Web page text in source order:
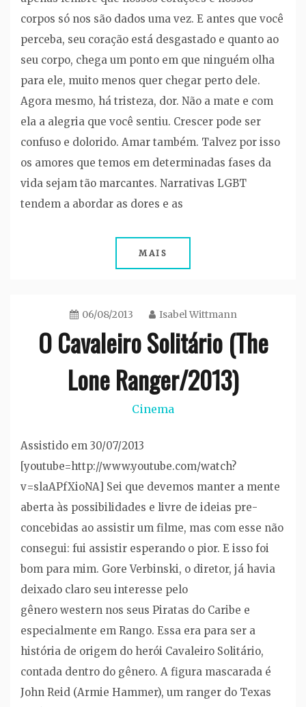
corpos só nos são dados uma vez. E antes que você
perceba, seu coração está desgastado e quanto ao
seu corpo, chega um ponto em que ninguém olha
para ele, muito menos quer chegar perto dele.
Agora mesmo, há tristeza, dor. Não a mate e com
ela a alegria que você sentiu. Crescer pode ser
confuso e dolorido. Amar também. Talvez por isso
os amores que temos em determinadas fases da
vida sejam tão marcantes. Narrativas LGBT
tendem a abordar as dores e as
MAIS
06/08/2013 Isabel Wittmann
O Cavaleiro Solitário (The
Lone Ranger/2013)
Cinema
Assistido em 30/07/2013
[youtube=http://www.youtube.com/watch?
v=slaAPfXioNA] Sei que devemos manter a mente
aberta às possibilidades e livre de ideias pre-
concebidas ao assistir um filme, mas com esse não
consegui: fui assistir esperando o pior. E isso foi
bom para mim. Gore Verbinski, o diretor, já havia
deixado claro seu interesse pelo
gênero western nos seus Piratas do Caribe e
especialmente em Rango. Essa era para ser a
história de origem do herói Cavaleiro Solitário,
contada dentro do gênero. A figura mascarada é
John Reid (Armie Hammer), um ranger do Texas